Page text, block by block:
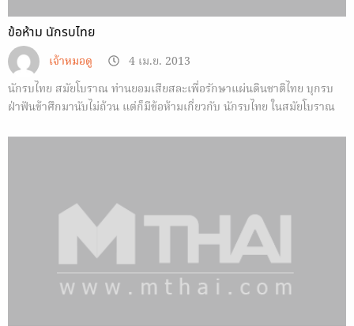
ข้อห้าม นักรบไทย
เจ้าหมอดู
4 เม.ย. 2013
นักรบไทย สมัยโบราณ ท่านยอมเสียสละเพื่อรักษาแผ่นดินชาติไทย บุกรบ
ฝ่าฟันข้าศึกมานับไม่ถ้วน แต่ก็มีข้อห้ามเกี่ยวกับ นักรบไทย ในสมัยโบราณ